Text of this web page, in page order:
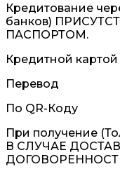
Кредитование
банков)
ПАСПОРТОМ.
Кредитной картой
Перевод
По QR-Коду
При получение
В СЛУЧАЕ